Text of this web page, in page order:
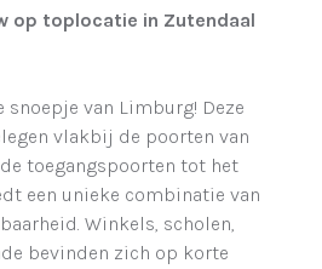
op toplocatie in Zutendaal
van Limburg! Deze
vlakbij de poorten van
de toegangspoorten tot het
een unieke combinatie van
Winkels, scholen,
bevinden zich op korte